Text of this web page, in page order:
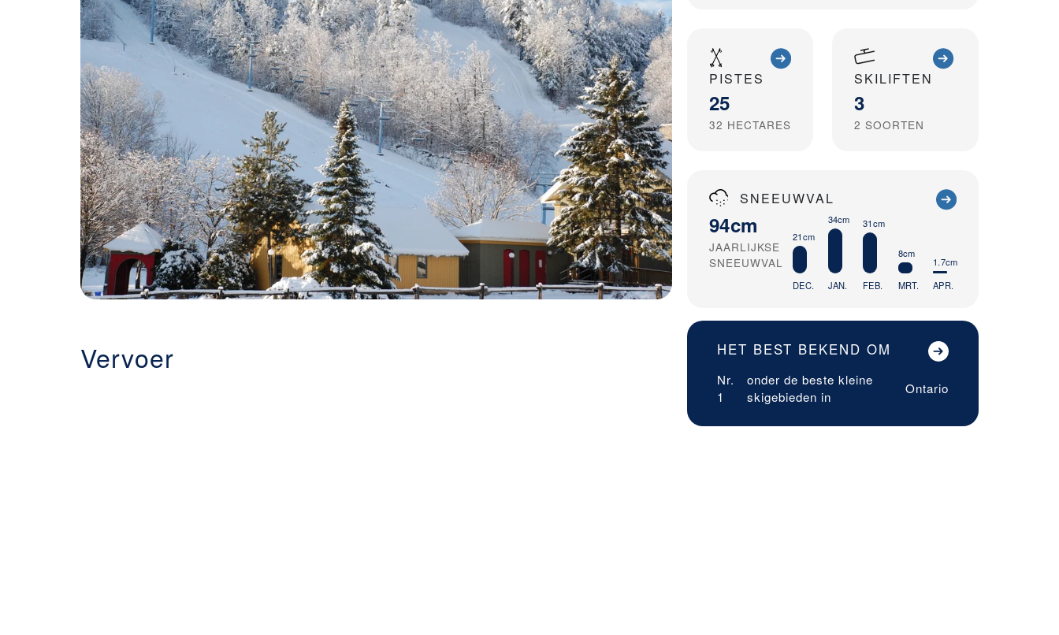
PISTES
25
32 HECTARES
SKILIFTEN
3
2 SOORTEN
SNEEUWVAL
94cm
JAARLIJKSE
SNEEUWVAL
21cm
DEC.
34cm
JAN.
31cm
FEB.
8cm
MRT.
1.7cm
APR.
HET BEST BEKEND OM
Nr.
1
onder de beste kleine
skigebieden in
Ontario
Vervoer